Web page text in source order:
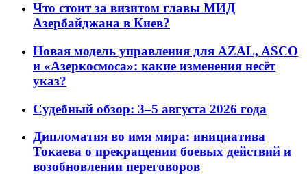
Что стоит за визитом главы МИД
Азербайджана в Киев?
Новая модель управления для AZAL, ASCO
и «Азеркосмоса»: какие изменения несёт
указ?
Судебный обзор: 3–5 августа 2026 года
Дипломатия во имя мира: инициатива
Токаева о прекращении боевых действий и
возобновлении переговоров